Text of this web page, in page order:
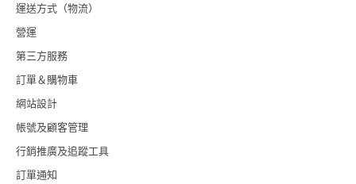
運送方式（物流）
營運
第三方服務
訂單＆購物車
網站設計
帳號及顧客管理
行銷推廣及追蹤工具
訂單通知